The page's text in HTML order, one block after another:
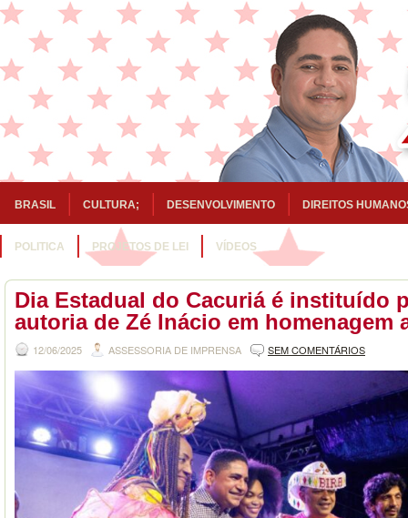
BRASIL CULTURA; DESENVOLVIMENTO DIREITOS
POLITICA PROJETOS DE LEI VÍDEOS
Dia Estadual do Cacuriá é instituído
autoria de Zé Inácio em homenagem
12/06/2025 ASSESSORIA DE IMPRENSA SEM COMENTÁRIOS